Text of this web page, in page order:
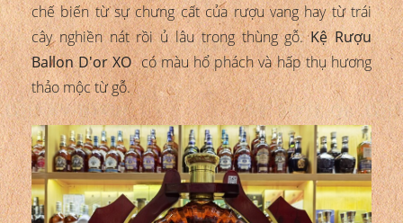
chế biến từ sự chưng cất của rượu vang hay từ trái
cây nghiền nát rồi ủ lâu trong thùng gỗ.Kệ Rượu
Ballon D'or XOcó màu hổ phách và hấp thụ hương
thảo mộc từ gỗ.